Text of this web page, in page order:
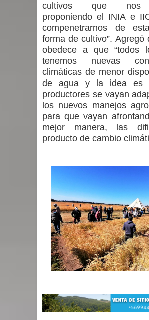
cultivos que nos
proponiendo el INIA e
compenetrarnos de
forma de cultivo”. Agregó
obedece a que “todos
tenemos nuevas
climáticas de menor
de agua y la idea es
productores se vayan
los nuevos manejos
para que vayan
mejor manera, las
producto de cambio